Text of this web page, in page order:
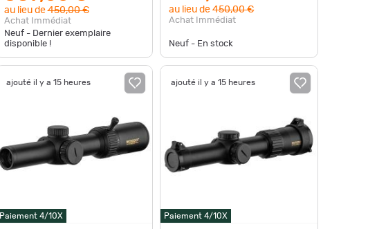
au lieu de450,00 €
Achat Immédiat
Neuf - Dernier exemplaire
disponible !
au lieu de450,00 €
Achat Immédiat
Neuf - En stock
ajouté il y a 15 heures
Paiement 4/10X
ajouté il y a 15 heures
Paiement 4/10X